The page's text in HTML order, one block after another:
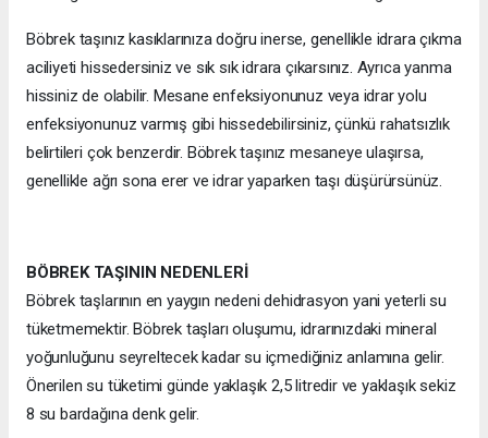
Böbrek taşınız kasıklarınıza doğru inerse, genellikle idrara çıkma
aciliyeti hissedersiniz ve sık sık idrara çıkarsınız. Ayrıca yanma
hissiniz de olabilir. Mesane enfeksiyonunuz veya idrar yolu
enfeksiyonunuz varmış gibi hissedebilirsiniz, çünkü rahatsızlık
belirtileri çok benzerdir. Böbrek taşınız mesaneye ulaşırsa,
genellikle ağrı sona erer ve idrar yaparken taşı düşürürsünüz.
BÖBREK TAŞININ NEDENLERİ
Böbrek taşlarının en yaygın nedeni dehidrasyon yani yeterli su
tüketmemektir. Böbrek taşları oluşumu, idrarınızdaki mineral
yoğunluğunu seyreltecek kadar su içmediğiniz anlamına gelir.
Önerilen su tüketimi günde yaklaşık 2,5 litredir ve yaklaşık sekiz
8 su bardağına denk gelir.